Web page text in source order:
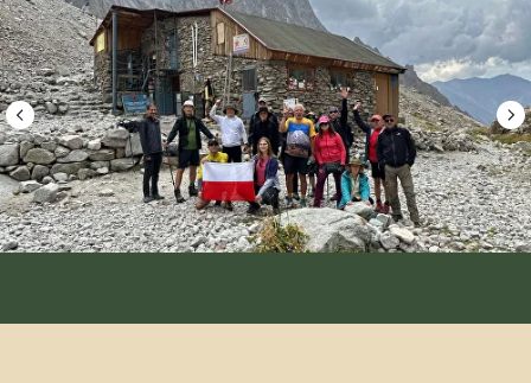
이스쿨 호수를 한 바퀴 도는 대
장정 여행
기간: 7일
난이도: 중급
그룹: 4~6명